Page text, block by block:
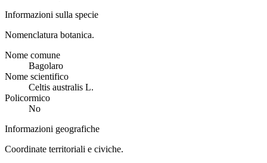
Informazioni sulla specie
Nomenclatura botanica.
Nome comune
Bagolaro
Nome scientifico
Celtis australis L.
Policormico
No
Informazioni geografiche
Coordinate territoriali e civiche.